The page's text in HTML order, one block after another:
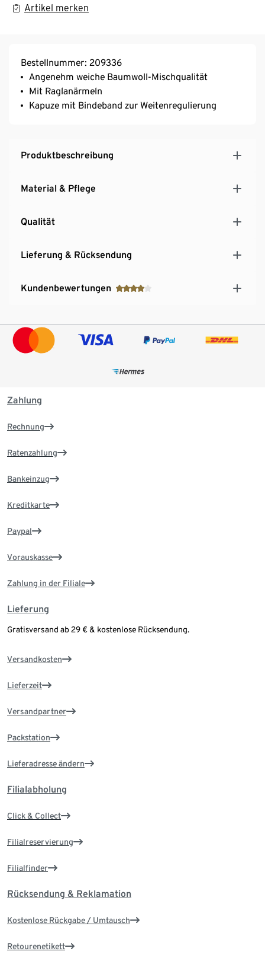
Artikel merken
Bestellnummer: 209336
Angenehm weiche Baumwoll-Mischqualität
Mit Raglanärmeln
Kapuze mit Bindeband zur Weitenregulierung
Produktbeschreibung
Material & Pflege
Qualität
Lieferung & Rücksendung
Kundenbewertungen
Zahlung
Rechnung
Ratenzahlung
Bankeinzug
Kreditkarte
Paypal
Vorauskasse
Zahlung in der Filiale
Lieferung
Gratisversand ab 29 € & kostenlose Rücksendung.
Versandkosten
Lieferzeit
Versandpartner
Packstation
Lieferadresse ändern
Filialabholung
Click & Collect
Filialreservierung
Filialfinder
Rücksendung & Reklamation
Kostenlose Rückgabe / Umtausch
Retourenetikett